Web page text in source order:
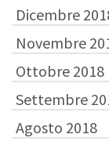
Dicembre
Novembre
Ottobre 2018
Settembre
Agosto 2018